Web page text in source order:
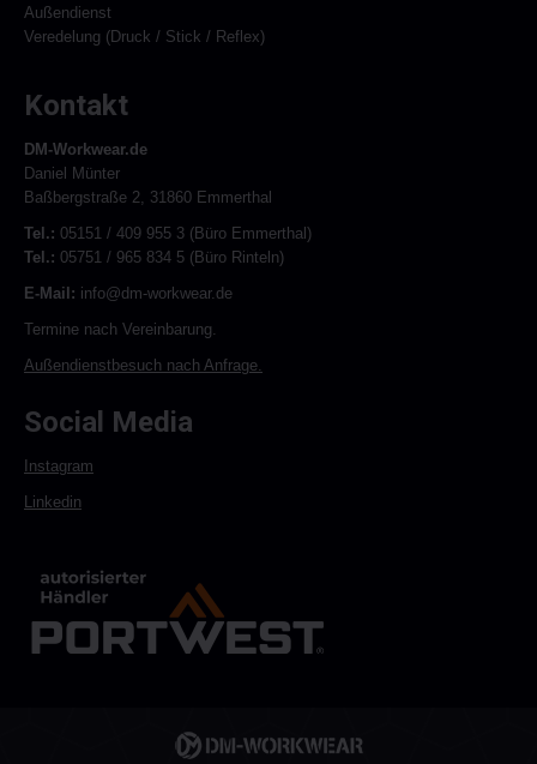
Außendienst
Veredelung (Druck / Stick / Reflex)
Kontakt
DM-Workwear.de
Daniel Münter
Baßbergstraße 2, 31860 Emmerthal
Tel.: 05151 / 409 955 3 (Büro Emmerthal)
Tel.: 05751 / 965 834 5 (Büro Rinteln)
E-Mail: info@dm-workwear.de
Termine nach Vereinbarung.
Außendienstbesuch nach Anfrage.
Social Media
Instagram
Linkedin